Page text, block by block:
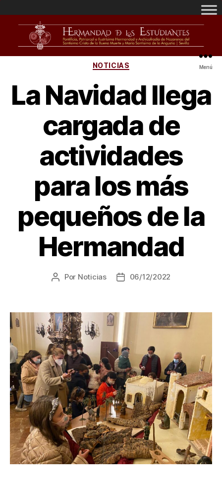
Menú
NOTICIAS
La Navidad llega
cargada de
actividades
para los más
pequeños de la
Hermandad
Por Noticias 06/12/2022